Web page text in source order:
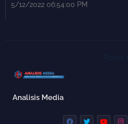
5/12/2022 06:54:00 PM
Analisis Media